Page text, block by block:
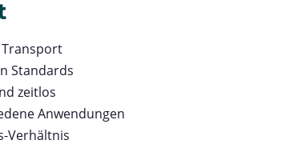
Standards
zeitlos
Anwendungen
Verhältnis